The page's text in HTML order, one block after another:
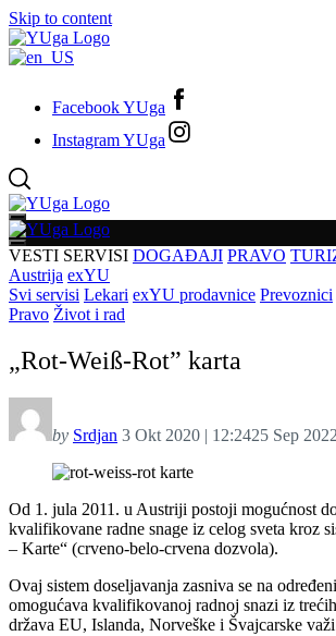
Skip to content
Facebook YUga
Instagram YUga
VESTI SERVISI DOGAĐAJI PRAVO
Austrija exYU
Svi servisi Lekari exYU prodavnice Prevoznici
Pravo Život i rad
„Rot-Weiß-Rot” karta
by Srdjan 3 Okt 2020 | 12:2425 Sep
Od 1. jula 2011. u Austriji postoji mogućnost
kvalifikovane radne snage iz celog sveta kroz
– Karte“ (crveno-belo-crvena dozvola).
Ovaj sistem doseljavanja zasniva se na
omogućava kvalifikovanoj radnoj snazi iz
država EU, Islanda, Norveške i Švajcarske